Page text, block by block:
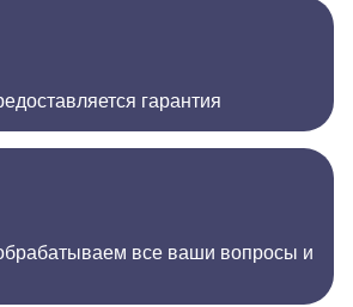
гарантия
все ваши вопросы и